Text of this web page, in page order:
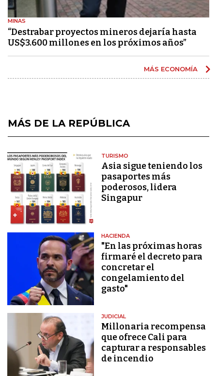
MINAS
“Destrabar proyectos mineros dejaría hasta
US$3.600 millones en los próximos años”
MÁS ECONOMÍA
MÁS DE LA REPÚBLICA
TURISMO
Asia sigue teniendo los
pasaportes más
poderosos, lidera
Singapur
HACIENDA
"En las próximas horas
firmaré el decreto para
concretar el
congelamiento del
gasto"
JUDICIAL
Millonaria recompensa
que ofrece Cali para
capturar a responsables
de incendio